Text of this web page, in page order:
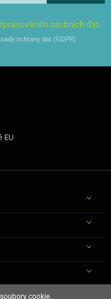
osobních dat.
ochrany dat (GDPR)
EU
cookie.